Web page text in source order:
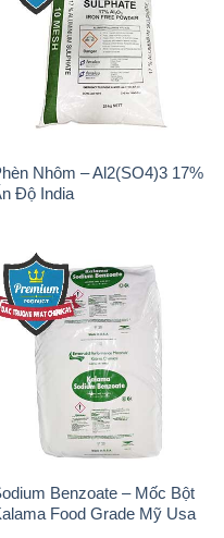
Nhôm – Al2(SO4)3 17%
Độ India
Benzoate – Mốc Bột
Food Grade Mỹ Usa